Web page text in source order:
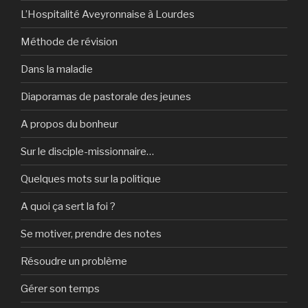
L’Hospitalité Aveyronnaise à Lourdes
Méthode de révision
Dans la maladie
Diaporamas de pastorale des jeunes
A propos du bonheur
Sur le disciple-missionnaire…
Quelques mots sur la politique
A quoi ça sert la foi ?
Se motiver, prendre des notes
Résoudre un problème
Gérer son temps